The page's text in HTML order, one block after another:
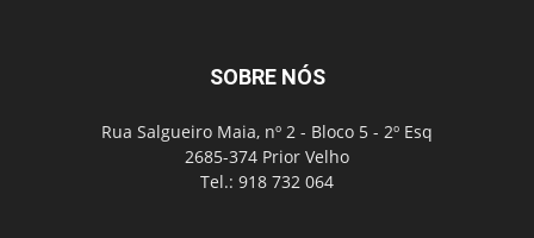
SOBRE NÓS
Rua Salgueiro Maia, nº 2 - Bloco 5 - 2º Esq
2685-374 Prior Velho
Tel.: 918 732 064